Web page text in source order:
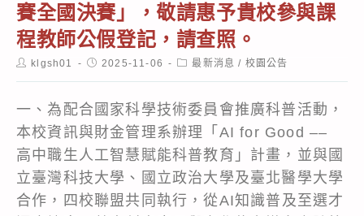
賽全國決賽」，敬請惠予貴校參與課
程教師公假登記，請查照。
Postklgsh01
Post2025-11-06
Post最新消息 / 校園公告
一、為配合國家科學技術委員會推廣科普活動，
本校資訊與財金管理系辦理「AI for Good ––
高中職生人工智慧賦能科普教育」計畫，並與國
立臺灣科技大學、國立政治大學及臺北醫學大學
合作，四校聯盟共同執行，從AI知識普及至選才